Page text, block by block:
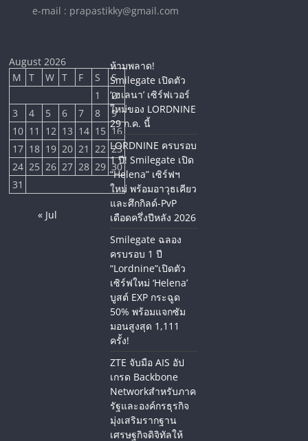
e-mail : prapastikky@gmail.com
August 2026
M
T W T F S
S
1
2
3
4 5 6 7 8
9
10 11 12 13 14 15 16
17 18 19 20 21 22 23
24 25 26 27 28 29 30
31
« Jul
ห้ามพลาด!
Smilegate เปิดตัว
‘เฮเลนา’ เซิร์ฟเวอร์
ใหม่ของ LORDNINE
29 ก.ค. นี้
LORDNINE ครบรอบ
1 ปี! Smilegate เปิด
“Helena” เซิร์ฟฯ
ใหม่ พร้อมอาวุธเคียว
และศึกกิลด์-PvP
เดือดครึ่งปีหลัง 2026
Smilegate ฉลอง
ครบรอบ 1 ปี
“Lordnine”เปิดตัว
เซิร์ฟใหม่ ‘Helena’
บูสต์ EXP กระฉูด
50% พร้อมแจกซัม
มอนสูงสุด 1,111
ครั้ง!
ZTE จับมือ AIS อัป
เกรด Backbone
Networkสำหรับภาค
รัฐและองค์กรธุรกิจ
มุ่งเสริมรากฐาน
เศรษฐกิจดิจิทัลให้